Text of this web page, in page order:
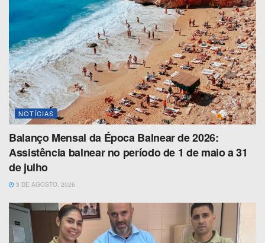
NOTÍCIAS
Balanço Mensal da Época Balnear de 2026:
Assistência balnear no período de 1 de maio a 31
de julho
3 DE AGOSTO, 2026